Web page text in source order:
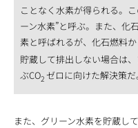
ことなく水素が得られる。
ーン水素”と呼ぶ。また、化
素と呼ばれるが、化石燃料
貯蔵して排出しない場合は
ぶCO2 ゼロに向けた解決策だ
また、グリーン水素を貯蔵し